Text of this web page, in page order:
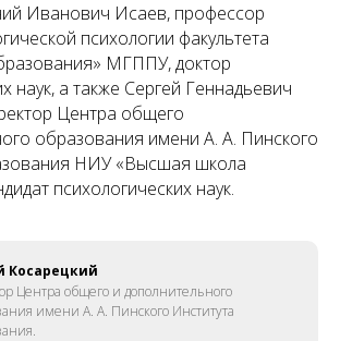
Иванович Исаев, профессор
психологии факультета
МГППУ, доктор
наук, а также Сергей Геннадьевич
Центра общего
образования имени А. А. Пинского
НИУ «Высшая школа
психологических наук.
Косарецкий
Центра общего и дополнительного
имени А. А. Пинского Института